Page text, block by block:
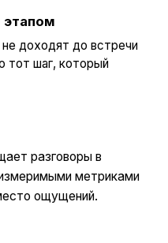
доходят до встречи
тот шаг, который
разговоры в
метриками
ощущений.